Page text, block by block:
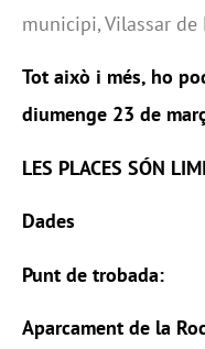
municipi, Vilassar de
Tot això i més, ho
diumenge 23 de
LES PLACES SÓN
Dades
Punt de trobada:
Aparcament de la